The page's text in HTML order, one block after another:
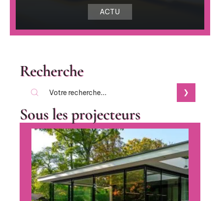
ACTU
Recherche
Sous les projecteurs